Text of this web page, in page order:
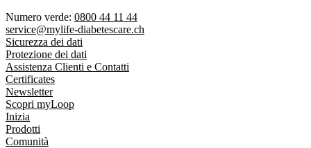
Numero verde: 0800 44 11 44
service@mylife-diabetescare.ch
Sicurezza dei dati
Protezione dei dati
Assistenza Clienti e Contatti
Certificates
Newsletter
Scopri myLoop
Inizia
Prodotti
Comunità